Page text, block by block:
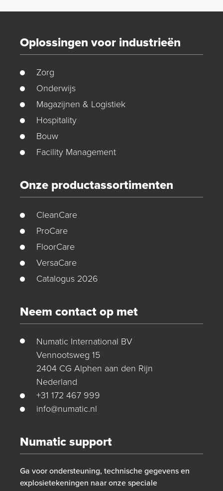
Oplossingen voor industrieën
Zorg
Onderwijs
Magazijnen & Logistiek
Hospitality
Bouw
Facility Management
Onze productassortimenten
CleanCare
ProCare
FloorCare
VersaCare
Catalogus 2026
Neem contact op met
Numatic International BV
Vennootsweg 15
2404 CG Alphen aan den Rijn
Nederland
+31 172 467 999
info@numatic.nl
Numatic support
Ga voor ondersteuning, technische gegevens en
explosietekeningen naar onze speciale